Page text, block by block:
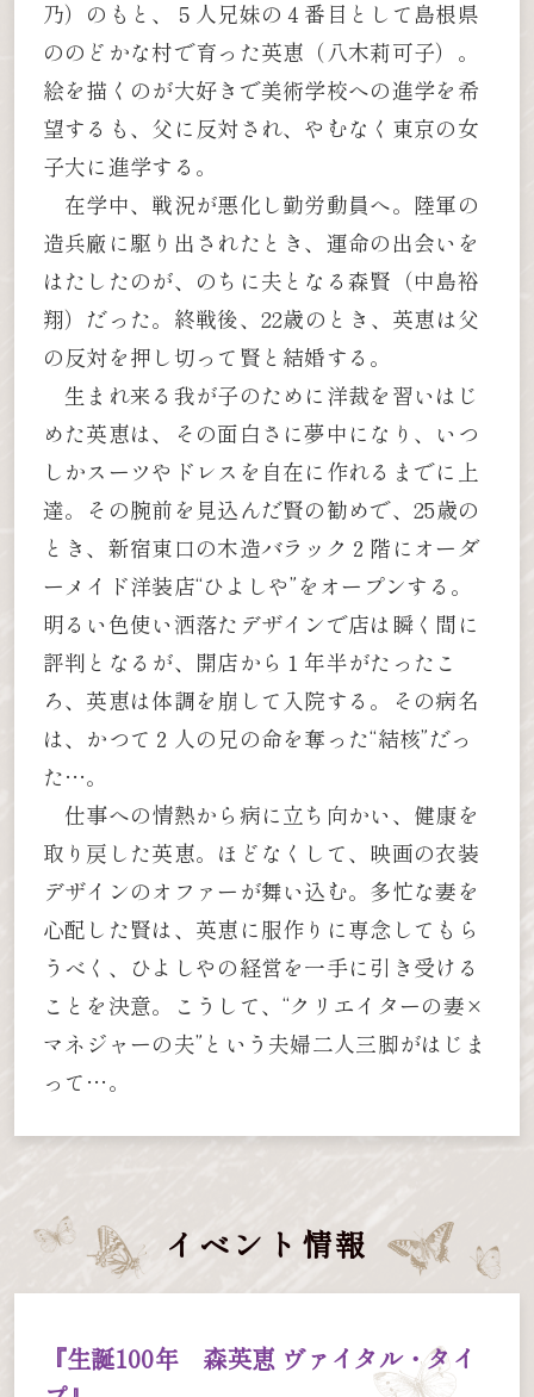
乃）のもと、５人兄妹の４番目として島根県
ののどかな村で育った英恵（八木莉可子）。
絵を描くのが大好きで美術学校への進学を希
望するも、父に反対され、やむなく東京の女
子大に進学する。
在学中、戦況が悪化し勤労動員へ。陸軍の
造兵廠に駆り出されたとき、運命の出会いを
はたしたのが、のちに夫となる森賢（中島裕
翔）だった。終戦後、22歳のとき、英恵は父
の反対を押し切って賢と結婚する。
生まれ来る我が子のために洋裁を習いはじ
めた英恵は、その面白さに夢中になり、いつ
しかスーツやドレスを自在に作れるまでに上
達。その腕前を見込んだ賢の勧めで、25歳の
とき、新宿東口の木造バラック２階にオーダ
ーメイド洋装店“ひよしや”をオープンする。
明るい色使い洒落たデザインで店は瞬く間に
評判となるが、開店から１年半がたったこ
ろ、英恵は体調を崩して入院する。その病名
は、かつて２人の兄の命を奪った“結核”だっ
た…。
仕事への情熱から病に立ち向かい、健康を
取り戻した英恵。ほどなくして、映画の衣装
デザインのオファーが舞い込む。多忙な妻を
心配した賢は、英恵に服作りに専念してもら
うべく、ひよしやの経営を一手に引き受ける
ことを決意。こうして、“クリエイターの妻×
マネジャーの夫”という夫婦二人三脚がはじま
って…。
イベント情報
『生誕100年 森英恵 ヴァイタル・タイ